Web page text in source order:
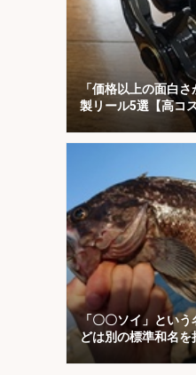
「価格以上の面白
製リール5選【高コ
「〇〇ソイ」とい
どは別の標準和名を